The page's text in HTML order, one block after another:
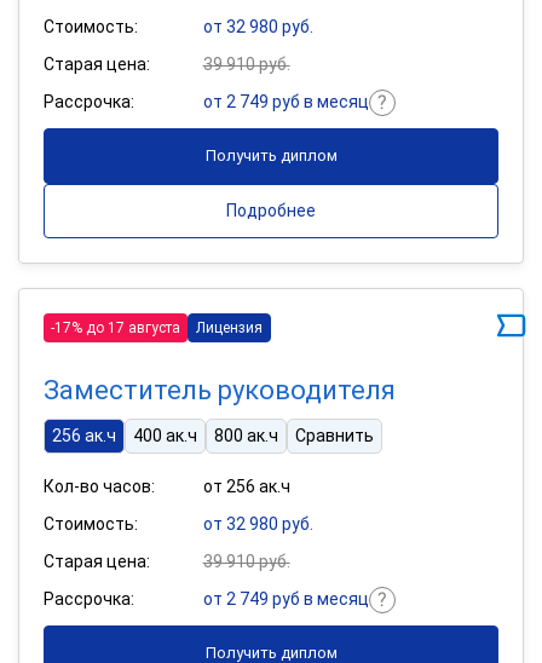
Стоимость:
от 32 980 руб.
Старая цена:
39 910 руб.
Рассрочка:
от 2 749 руб в месяц
Получить диплом
Подробнее
-17% до 17 августа Лицензия
Заместитель руководителя
256 ак.ч 400 ак.ч 800 ак.ч Сравнить
Кол-во часов:
от 256 ак.ч
Стоимость:
от 32 980 руб.
Старая цена:
39 910 руб.
Рассрочка:
от 2 749 руб в месяц
Получить диплом